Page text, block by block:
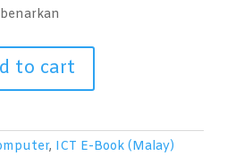
to cart
, ICT E-Book (Malay)